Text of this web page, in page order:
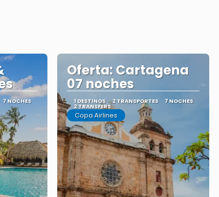
7 NOCHES
Oferta: Cartagena
07 noches
1 DESTINOS 2 TRANSPORTES 7 NOCHES
2 TRANSFERS
Copa Airlines